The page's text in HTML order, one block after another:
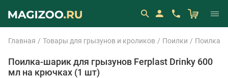
Главная Товары для грызунов и кроликов Поилки Поилка
Поилка-шарик для грызунов Ferplast Drinky 600
мл на крючках (1 шт)